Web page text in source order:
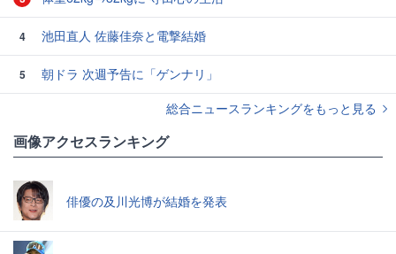
4 池田直人 佐藤佳奈と電撃結婚
5
朝ドラ 次週予告に「ゲンナリ」
総合ニュースランキングをもっと見る
画像アクセスランキング
俳優の及川光博が結婚を発表